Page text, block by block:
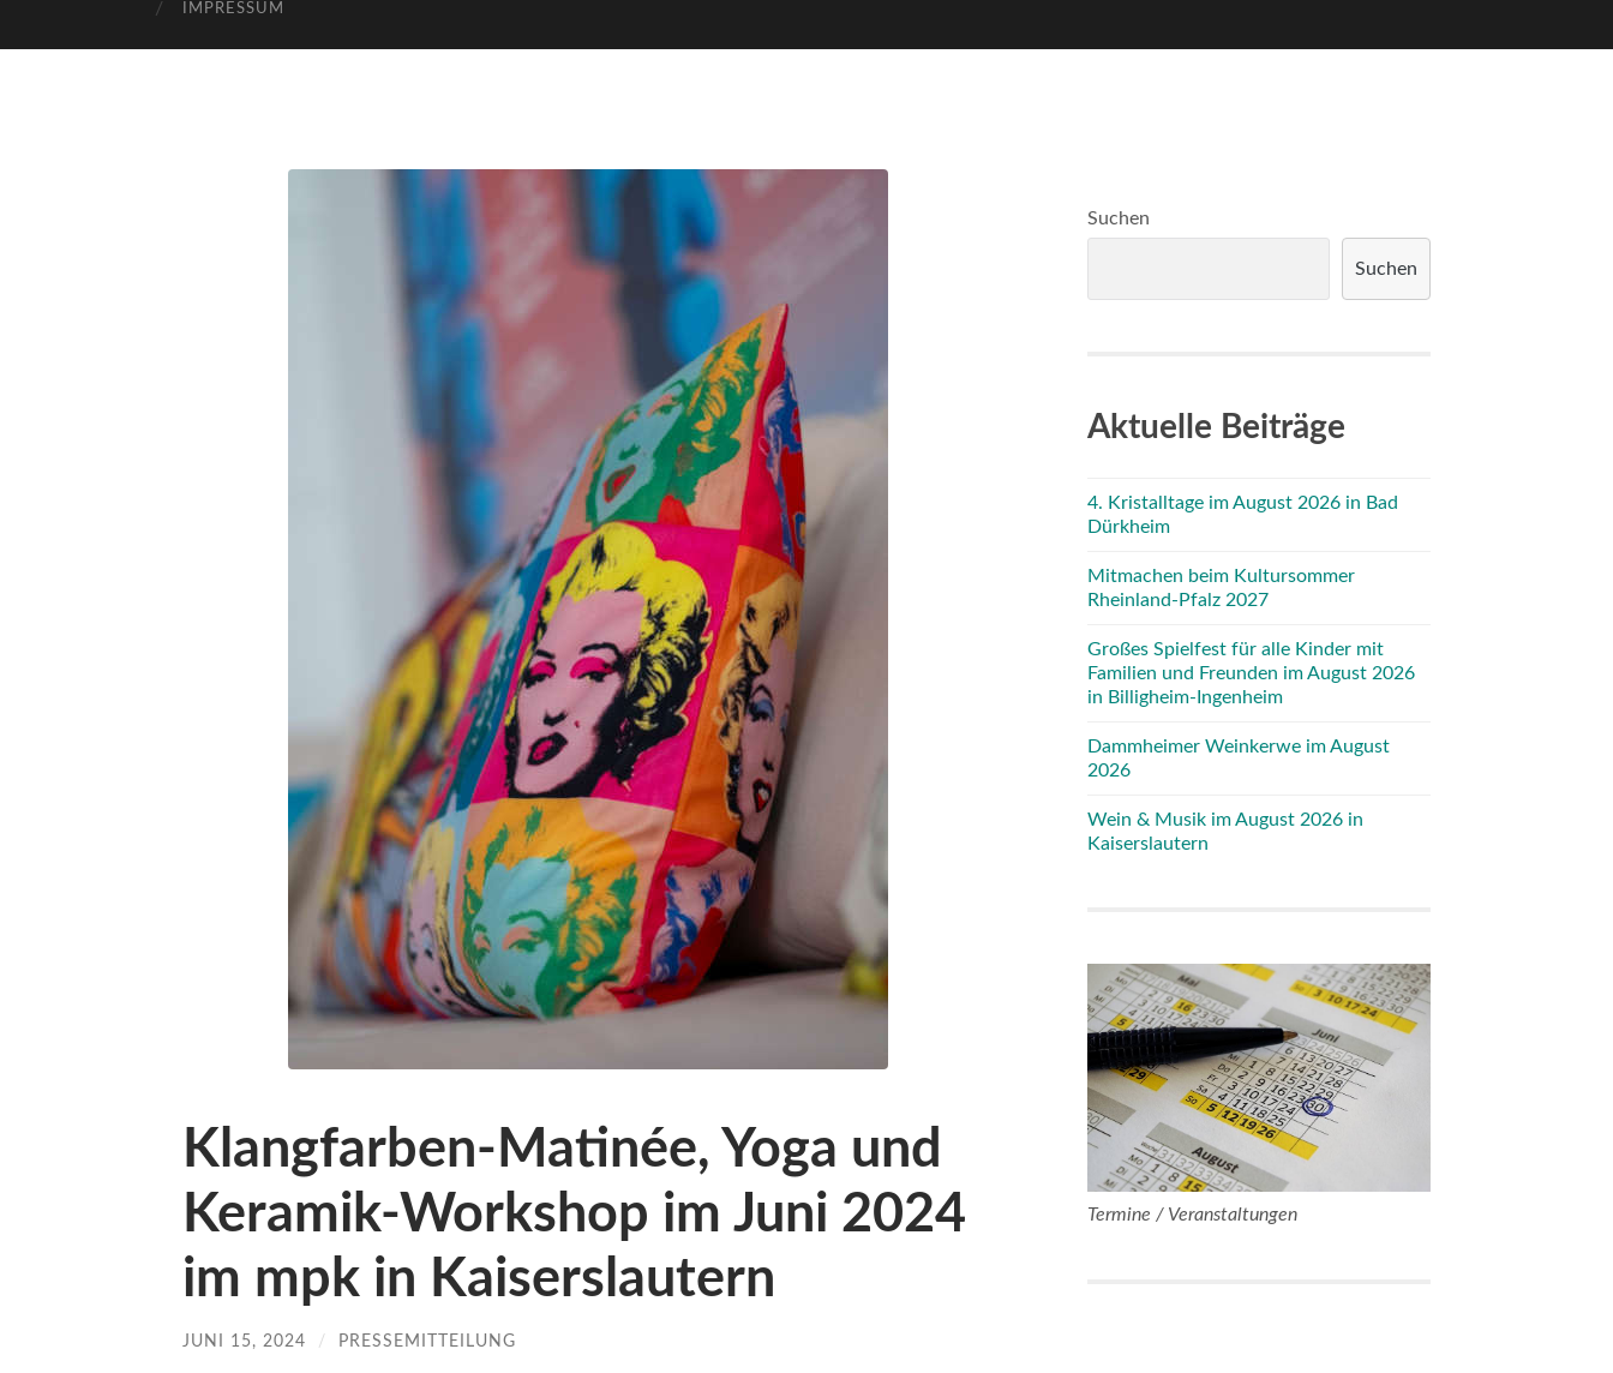
IMPRESSUM
Klangfarben-Matinée, Yoga und
Keramik-Workshop im Juni 2024
im mpk in Kaiserslautern
JUNI 15, 2024 / PRESSEMITTEILUNG
Suchen
Suchen
Aktuelle Beiträge
4. Kristalltage im August 2026 in Bad
Dürkheim
Mitmachen beim Kultursommer
Rheinland-Pfalz 2027
Großes Spielfest für alle Kinder mit
Familien und Freunden im August 2026
in Billigheim-Ingenheim
Dammheimer Weinkerwe im August
2026
Wein & Musik im August 2026 in
Kaiserslautern
Termine / Veranstaltungen